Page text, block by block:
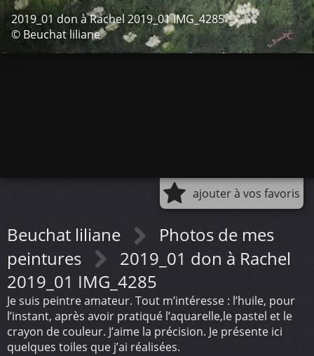
2019_01 don à Rachel 2019_01 IMG_4285
© Beuchat liliane
ajouter à vos favoris
Beuchat liliane
Photos de mes
peintures
2019_01 don à Rachel
2019_01 IMG_4285
Je suis peintre amateur. Tout m’intéresse : l’huile, pour
l’instant, après avoir pratiqué l’aquarelle,le pastel et le
crayon de couleur. J’aime la précision. Je présente ici
quelques toiles que j’ai réalisées.